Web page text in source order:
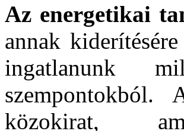
Az energetikai
annak
ingatlanunk
közokirat,